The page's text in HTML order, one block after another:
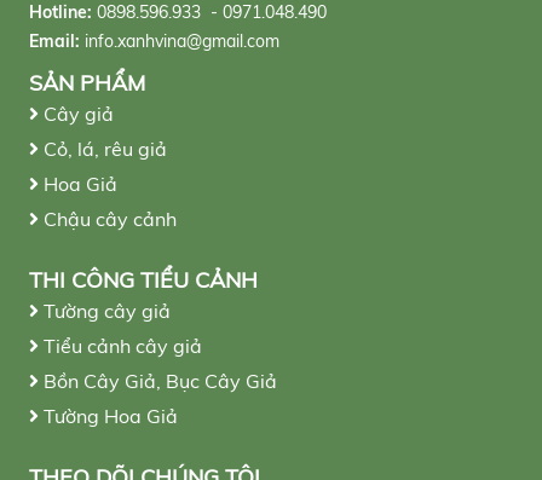
Hotline: 0898.596.933 - 0971.048.490
Email: info.xanhvina@gmail.com
SẢN PHẨM
Cây giả
Cỏ, lá, rêu giả
Hoa Giả
Chậu cây cảnh
THI CÔNG TIỂU CẢNH
Tường cây giả
Tiểu cảnh cây giả
Bồn Cây Giả, Bục Cây Giả
Tường Hoa Giả